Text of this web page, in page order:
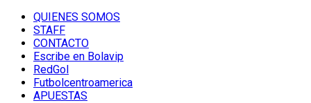
QUIENES SOMOS
STAFF
CONTACTO
Escribe en Bolavip
RedGol
Futbolcentroamerica
APUESTAS